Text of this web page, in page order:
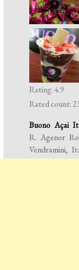
Rating: 4.9
Rated count:
Buono Açai
R. Agenor
Vendramini,